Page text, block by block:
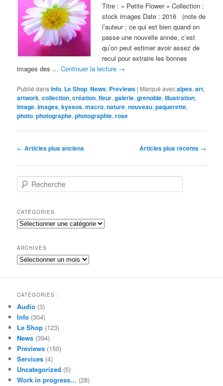
Titre : « Petite Flower » Collection :
stock images Date : 2016 (note de
l’auteur : ce qui est bien quand on
passe une nouvelle année, c’est
qu’on peut estimer avoir assez de
recul pour extraire les bonnes
images des …Continuer la lecture →
Publié dansInfo, Le Shop,News, Previews | Marqué avecalpes,art,
artwork,collection,création,fleur,galerie,grenoble,illustration,
image,images,kyesos,macro,nature,nouveau,paquerette,
photo,photographe,photographie,rose
Navigation
articles
← Articles plus anciens Articles plus récents →
e
h
e
r
h
e
CATÉGORIES
Catégories
ARCHIVES
Archives
CATÉGORIES :
Audio (3)
Info (304)
Le Shop (123)
News (394)
Previews (150)
Services (4)
Uncategorized (5)
Work in progress… (28)